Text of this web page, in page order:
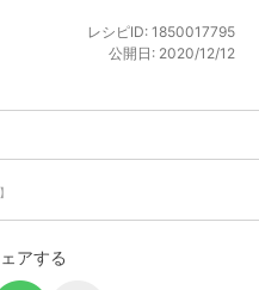
レシピID: 1850017795
公開日: 2020/12/12
アする